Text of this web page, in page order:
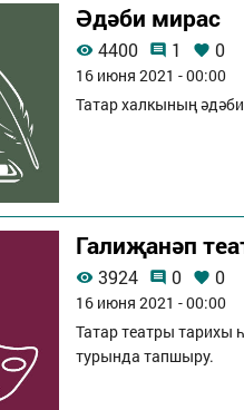
Әдәби мирас
4400 1 0
16 июня 2021 - 00:00
Татар халкының
Галиҗанәп
3924 0 0
16 июня 2021 - 00:00
Татар театры тарихы
турында тапшыру.